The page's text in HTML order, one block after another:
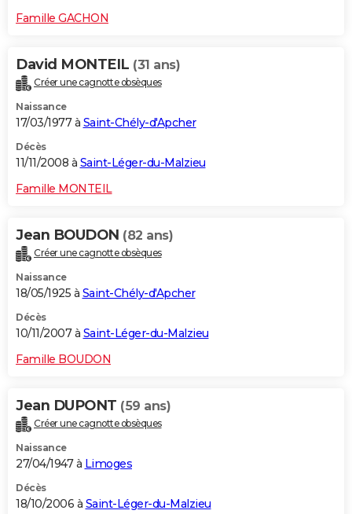
Famille GACHON
David MONTEIL (31 ans)
Créer une cagnotte obsèques
Naissance
17/03/1977 à Saint-Chély-d'Apcher
Décès
11/11/2008 à Saint-Léger-du-Malzieu
Famille MONTEIL
Jean BOUDON (82 ans)
Créer une cagnotte obsèques
Naissance
18/05/1925 à Saint-Chély-d'Apcher
Décès
10/11/2007 à Saint-Léger-du-Malzieu
Famille BOUDON
Jean DUPONT (59 ans)
Créer une cagnotte obsèques
Naissance
27/04/1947 à Limoges
Décès
18/10/2006 à Saint-Léger-du-Malzieu